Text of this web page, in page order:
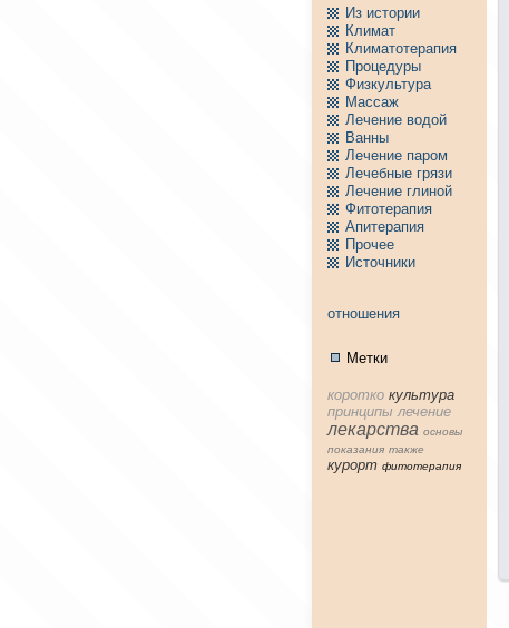
Из истории
Климат
Климатотерапия
Пpоцедуры
Физкультура
Массаж
Лечение водой
Ванны
Лечение паpом
Лечебные грязи
Лечение глиной
Фитотерапия
Апитерапия
Пpочее
Источники
отношения
Метки
коpотко культура
принципы лечение
лекарства основы
показания тaкже
куpорт фитотерапия